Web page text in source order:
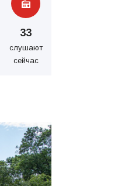
33
слушают
сейчас